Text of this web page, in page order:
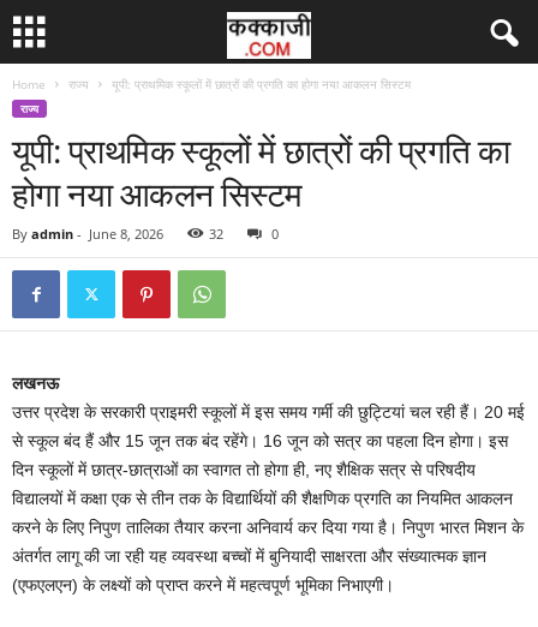
Home राज्य यूपी: प्राथमिक स्कूलों में छात्रों की प्रगति का होगा नया आकलन सिस्टम
राज्य
यूपी: प्राथमिक स्कूलों में छात्रों की प्रगति का
होगा नया आकलन सिस्टम
By admin - June 8, 2026 32 0
लखनऊ
उत्तर प्रदेश के सरकारी प्राइमरी स्कूलों में इस समय गर्मी की छुट्टियां चल रही हैं। 20 मई
से स्कूल बंद हैं और 15 जून तक बंद रहेंगे। 16 जून को सत्र का पहला दिन होगा। इस
दिन स्कूलों में छात्र-छात्राओं का स्वागत तो होगा ही, नए शैक्षिक सत्र से परिषदीय
विद्यालयों में कक्षा एक से तीन तक के विद्यार्थियों की शैक्षणिक प्रगति का नियमित आकलन
करने के लिए निपुण तालिका तैयार करना अनिवार्य कर दिया गया है। निपुण भारत मिशन के
अंतर्गत लागू की जा रही यह व्यवस्था बच्चों में बुनियादी साक्षरता और संख्यात्मक ज्ञान
(एफएलएन) के लक्ष्यों को प्राप्त करने में महत्वपूर्ण भूमिका निभाएगी।